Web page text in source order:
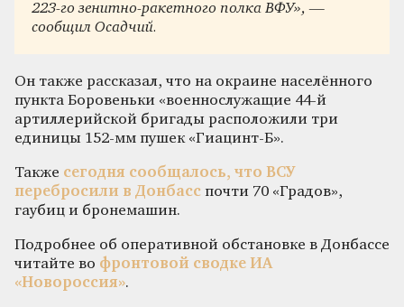
223-го зенитно-ракетного полка ВФУ», —
сообщил Осадчий.
Он также рассказал, что на окраине населённого
пункта Боровеньки «военнослужащие 44-й
артиллерийской бригады расположили три
единицы 152-мм пушек «Гиацинт-Б».
Также сегодня сообщалось, что ВСУ
перебросили в Донбасс почти 70 «Градов»,
гаубиц и бронемашин.
Подробнее об оперативной обстановке в Донбассе
читайте во фронтовой сводке ИА
«Новороссия».